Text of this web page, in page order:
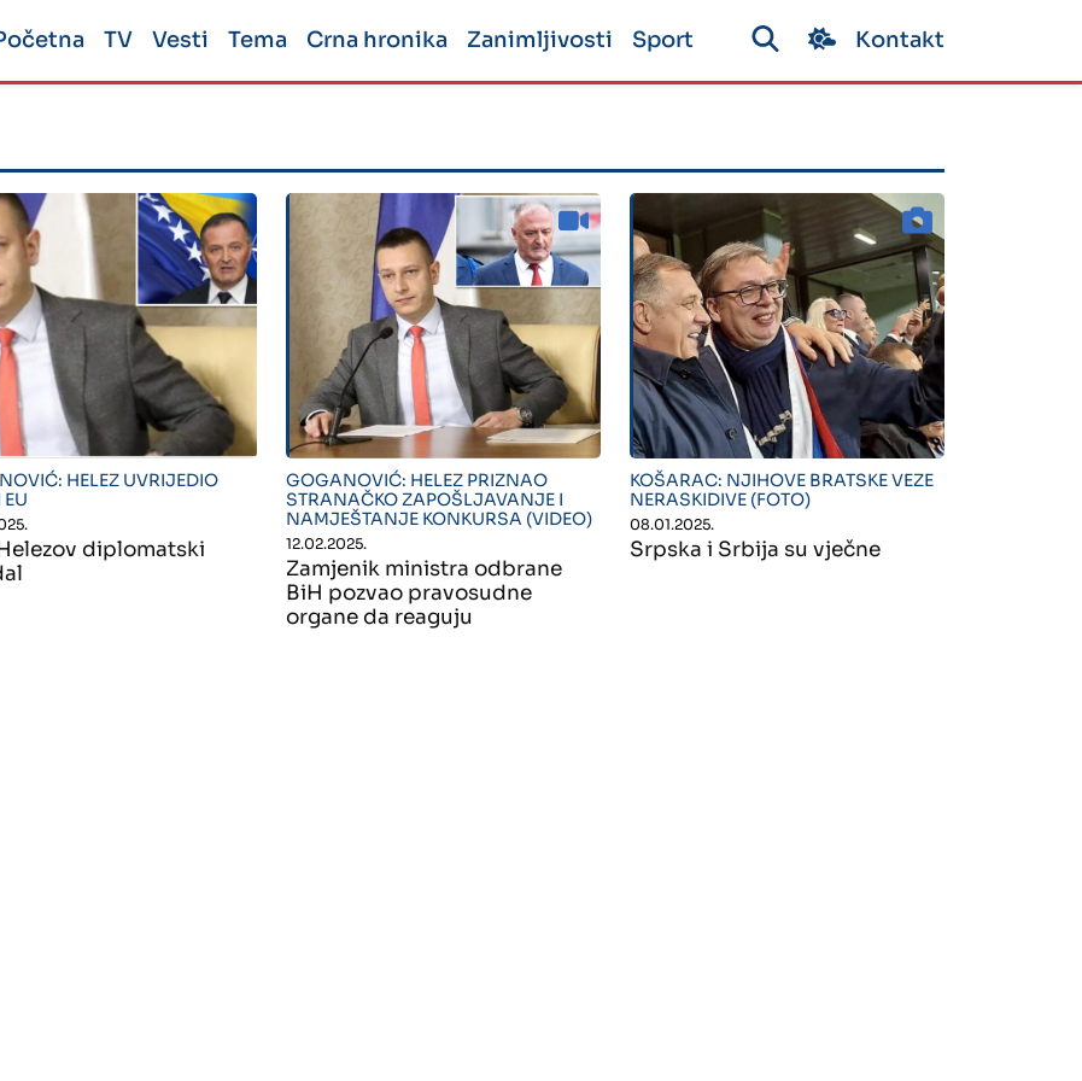
TV Vesti Tema Crna hronika Zanimljivosti Sport Kontakt
HELEZ UVRIJEDIO
diplomatski
" alt="">
GOGANOVIĆ: HELEZ PRIZNAO
STRANAČKO ZAPOŠLJAVANJE I
NAMJEŠTANJE KONKURSA (VIDEO)
12.02.2025.
Zamjenik ministra odbrane
BiH pozvao pravosudne
organe da reaguju
" alt="">
KOŠARAC: NJIHOVE BRATSKE VEZE
NERASKIDIVE (FOTO)
08.01.2025.
Srpska i Srbija su vječne